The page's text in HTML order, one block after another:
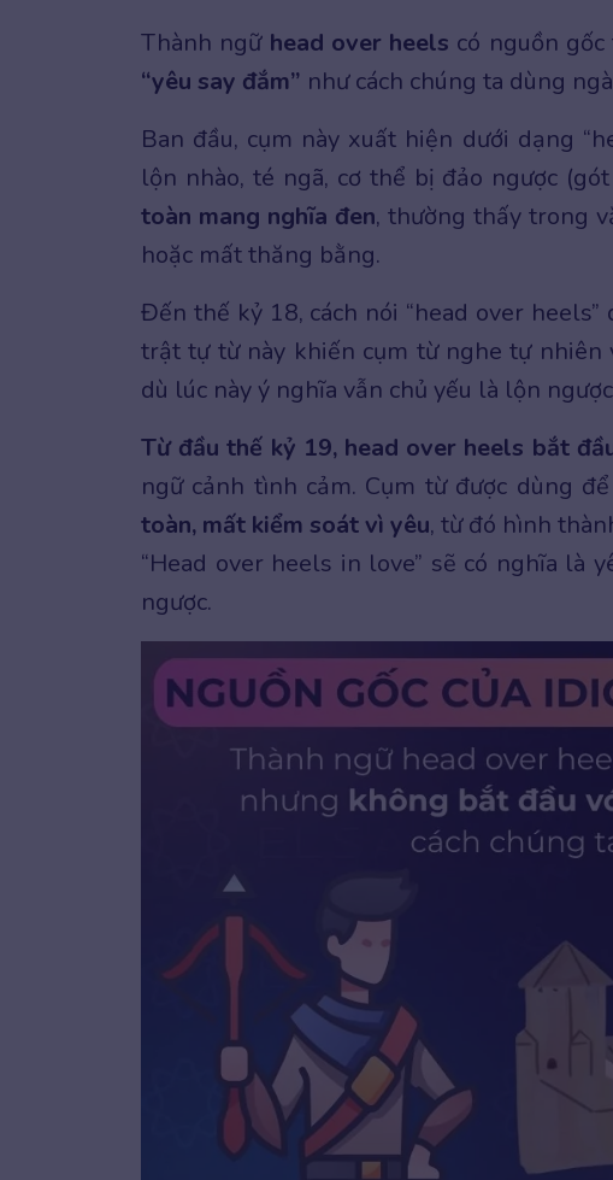
Thành ngữ head over heels có nguồn
“yêu say đắm” như cách chúng ta dùng
Ban đầu, cụm này xuất hiện dưới dạng
lộn nhào, té ngã, cơ thể bị đảo ngược
toàn mang nghĩa đen, thường thấy trong
hoặc mất thăng bằng.
Đến thế kỷ 18, cách nói “head over
trật tự từ này khiến cụm từ nghe tự
dù lúc này ý nghĩa vẫn chủ yếu là lộn
Từ đầu thế kỷ 19, head over heels bắt
ngữ cảnh tình cảm. Cụm từ được dùng để
toàn, mất kiểm soát vì yêu, từ đó hình
“Head over heels in love” sẽ có nghĩa là
ngược.